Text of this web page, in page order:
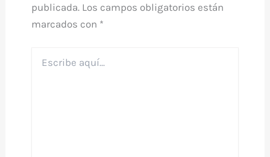
publicada. Los campos obligatorios están
marcados con *
aquí...